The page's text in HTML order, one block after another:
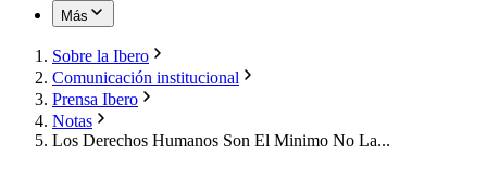
Más
Sobre la Ibero
Comunicación institucional
Prensa Ibero
Notas
Los Derechos Humanos Son El Minimo No La...